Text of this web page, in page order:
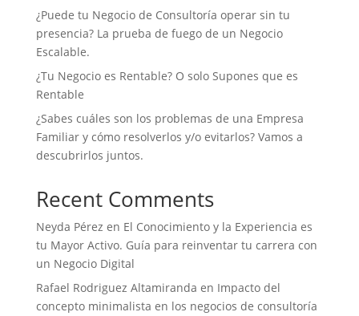
¿Puede tu Negocio de Consultoría operar sin tu
presencia? La prueba de fuego de un Negocio
Escalable.
¿Tu Negocio es Rentable? O solo Supones que es
Rentable
¿Sabes cuáles son los problemas de una Empresa
Familiar y cómo resolverlos y/o evitarlos? Vamos a
descubrirlos juntos.
Recent Comments
Neyda Pérez en El Conocimiento y la Experiencia es
tu Mayor Activo. Guía para reinventar tu carrera con
un Negocio Digital
Rafael Rodriguez Altamiranda en Impacto del
concepto minimalista en los negocios de consultoría